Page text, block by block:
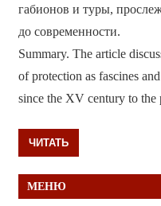
габионов и туры,
до современности.
Summary. The article
of protection as fascines
since the XV century to the
ЧИТАТЬ
МЕНЮ